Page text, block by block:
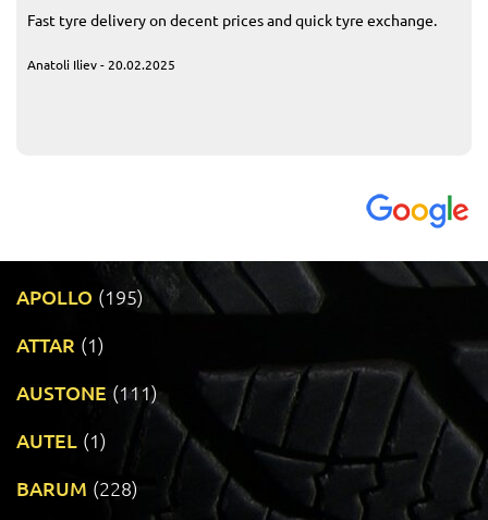
Fast tyre delivery on decent prices and quick tyre exchange.
Anatoli Iliev - 20.02.2025
APOLLO (195)
ATTAR (1)
AUSTONE (111)
AUTEL (1)
BARUM (228)